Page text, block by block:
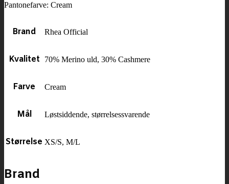
Pantonefarve: Cream
Brand Rhea Official
Kvalitet 70% Merino uld, 30% Cashmere
Farve Cream
Mål Løstsiddende, størrelsessvarende
Størrelse XS/S, M/L
Brand